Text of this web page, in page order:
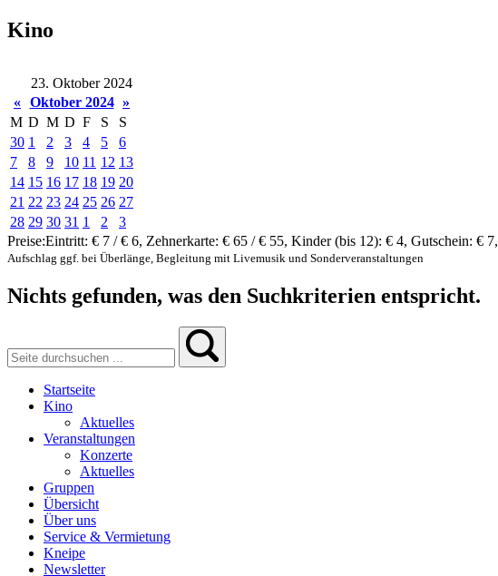
Kino
23. Oktober 2024
« Oktober 2024 »
M D M D F S
S
30 1 2 3 4 5
6
7
8 9 10 11 12 13
14 15 16 17 18 19 20
21 22 23 24 25 26 27
28 29 30 31 1 2
3
Preise:Eintritt: € 7 / € 6, Zehnerkarte: € 65 / € 55, Kinder (bis 12): € 4, Gutschein: € 7,
Aufschlag ggf. bei Überlänge, Begleitung mit Livemusik und Sonderveranstaltungen
Nichts gefunden, was den Suchkriterien entspricht.
Startseite
Kino
Aktuelles
Veranstaltungen
Konzerte
Aktuelles
Gruppen
Übersicht
Über uns
Service & Vermietung
Kneipe
Newsletter